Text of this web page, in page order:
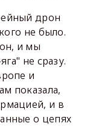
дрон
не было.
и мы
не сразу.
и
показала,
и в
о цепях